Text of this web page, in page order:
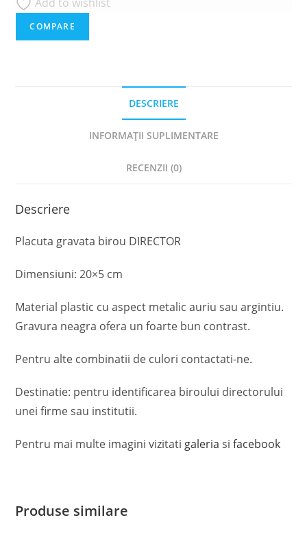
COMPARE
DESCRIERE
INFORMAȚII SUPLIMENTARE
RECENZII (0)
Descriere
Placuta gravata birou DIRECTOR
Dimensiuni: 20×5 cm
Material plastic cu aspect metalic auriu sau argintiu.
Gravura neagra ofera un foarte bun contrast.
Pentru alte combinatii de culori contactati-ne.
Destinatie: pentru identificarea biroului directorului
unei firme sau institutii.
Pentru mai multe imagini vizitati galeria sifacebook
Produse similare